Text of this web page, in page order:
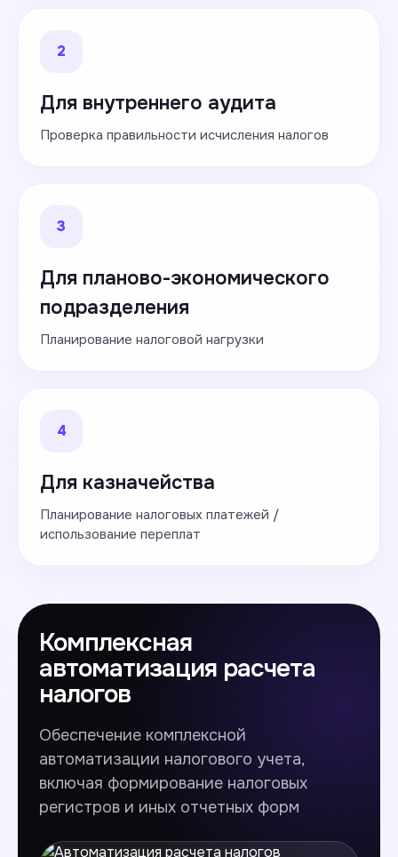
2
Для внутреннего аудита
Проверка правильности исчисления налогов
3
Для планово-экономического
подразделения
Планирование налоговой нагрузки
4
Для казначейства
Планирование налоговых платежей /
использование переплат
Комплексная
автоматизация расчета
налогов
Обеспечение комплексной
автоматизации налогового учета,
включая формирование налоговых
регистров и иных отчетных форм
Налог на прибыль с доходов
иностранных юридических лиц
(НДС)